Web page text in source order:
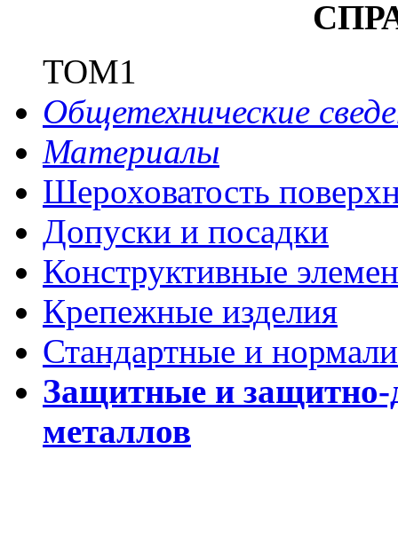
ТОМ1
Общетехнические
Материалы
Шероховатость
Допуски и посадки
Конструктивные
Крепежные изделия
Стандартные и
Защитные и защитно-
металлов